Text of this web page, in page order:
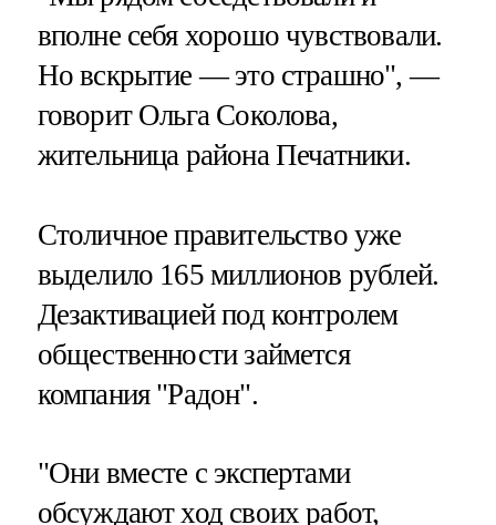
вполне себя хорошо чувствовали.
Но вскрытие — это страшно", —
говорит Ольга Соколова,
жительница района Печатники.
Столичное правительство уже
выделило 165 миллионов рублей.
Дезактивацией под контролем
общественности займется
компания "Радон".
"Они вместе с экспертами
обсуждают ход своих работ,